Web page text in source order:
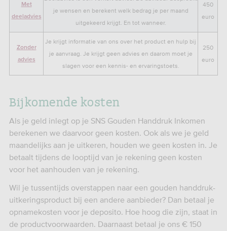
Met
deeladvies
je wensen en berekent welk bedrag je per maand
uitgekeerd krijgt. En tot wanneer.
450
euro
Zonder
advies
Je krijgt informatie van ons over het product en hulp bij
je aanvraag. Je krijgt geen advies en daarom moet je
slagen voor een kennis- en ervaringstoets.
250
euro
Bijkomende kosten
Als je geld inlegt op je SNS Gouden Handdruk Inkomen
berekenen we daarvoor geen kosten. Ook als we je geld
maandelijks aan je uitkeren, houden we geen kosten in. Je
betaalt tijdens de looptijd van je rekening geen kosten
voor het aanhouden van je rekening.
Wil je tussentijds overstappen naar een gouden handdruk-
uitkeringsproduct bij een andere aanbieder? Dan betaal je
opnamekosten voor je deposito. Hoe hoog die zijn, staat in
de productvoorwaarden. Daarnaast betaal je ons € 150